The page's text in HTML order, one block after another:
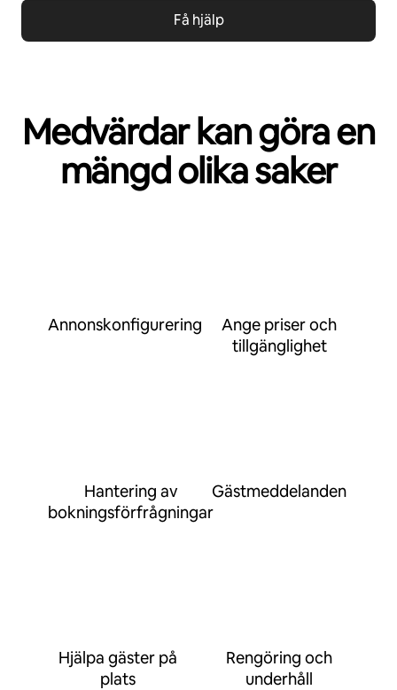
Få hjälp
Medvärdar kan göra en
mängd olika saker
Annonskonfigurering
Ange priser och
tillgänglighet
Hantering av
bokningsförfrågningar
Gästmeddelanden
Hjälpa gäster på
plats
Rengöring och
underhåll